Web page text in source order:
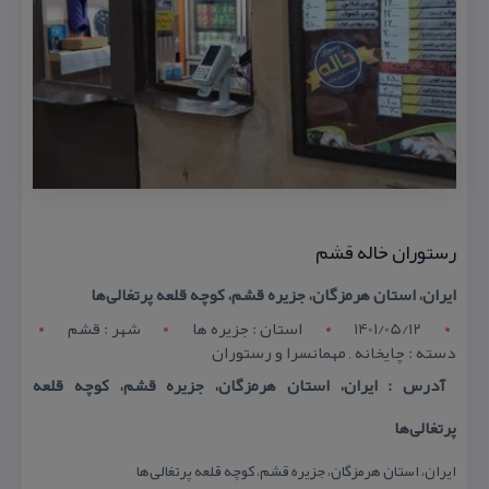
رستوران خاله قشم
ایران، استان هرمزگان، جزیره قشم، كوچه قلعه پرتغالی‌ها
1401/05/12
استان : جزیره ها شهر : قشم
دسته : چایخانه , مهمانسرا و رستوران
آدرس : ایران، استان هرمزگان، جزیره قشم، كوچه قلعه
پرتغالی‌ها
ایران، استان هرمزگان، جزیره قشم، كوچه قلعه پرتغالی‌ها